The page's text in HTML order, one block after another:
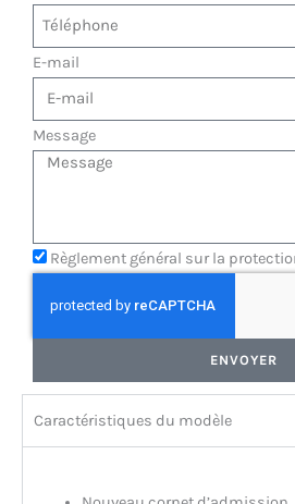
E-mail
Message
Règlement général sur la
ENVOYER
Caractéristiques du modèle